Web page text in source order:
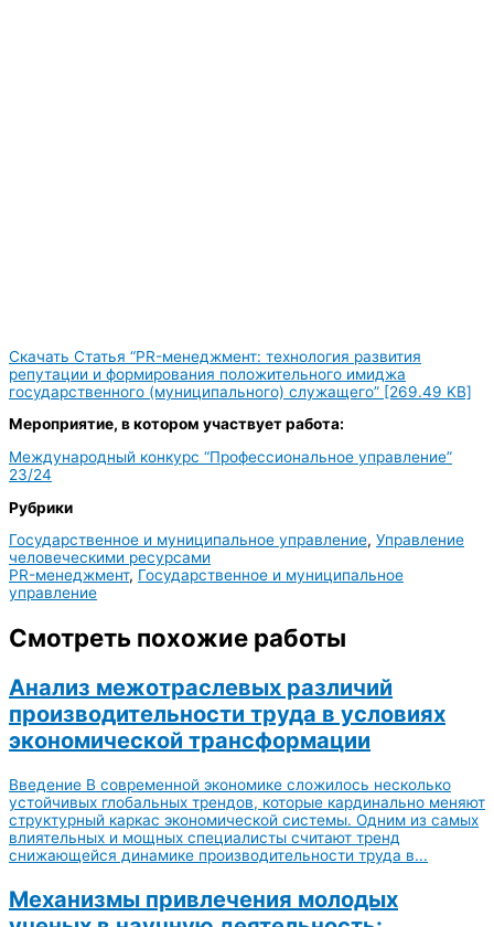
Скачать Статья “PR-менеджмент: технология развития
репутации и формирования положительного имиджа
государственного (муниципального) служащего” [269.49 KB]
Мероприятие, в котором участвует работа:
Международный конкурс “Профессиональное управление”
23/24
Рубрики
Государственное и муниципальное управление, Управление
человеческими ресурсами
PR-менеджмент, Государственное и муниципальное
управление
Смотреть похожие работы
Анализ межотраслевых различий
производительности труда в условиях
экономической трансформации
Введение В современной экономике сложилось несколько
устойчивых глобальных трендов, которые кардинально меняют
структурный каркас экономической системы. Одним из самых
влиятельных и мощных специалисты считают тренд
снижающейся динамике производительности труда в...
Механизмы привлечения молодых